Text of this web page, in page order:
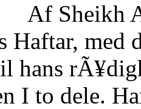
Af Sheikh
Haftar, med
hans
I to dele.